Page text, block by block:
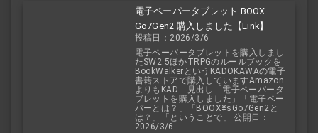
電子ペーパータブレット BOOX
Go7Gen2 購入しました【Eink】
投稿日：2026/3/6
電子ペーパータブレットを購入しまし
たSW2.5ほかTRPGのルールブックを
BookWalkerというKADOKAWAの電子
書籍ストアで購入していますAmazon
よりもKAD... 見出し「電子ペーパータ
ブレットを購入しました」「電子ペー
パーとは？」「BOOX¥sGo7Gen2と
は？」「ということで」 公開日：
2026/3/6